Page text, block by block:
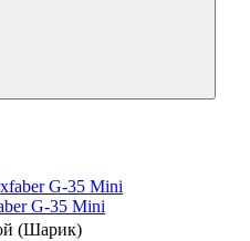
G-35 Mini
(Шарик)